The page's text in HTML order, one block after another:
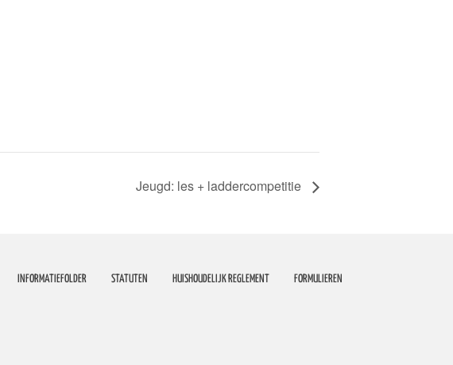
Jeugd: les + laddercompetitie
INFORMATIEFOLDER STATUTEN HUISHOUDELIJK REGLEMENT FORMULIEREN